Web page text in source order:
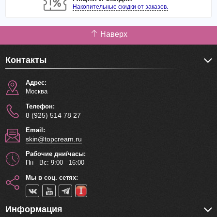
Способ применения: Прорисовать контуры губ, затем
Накопительные скидки от заказов.
Наверх
Контакты
Адрес:
Москва
Телефон:
8 (925) 514 78 27
Email:
skin@topcream.ru
Рабочие дни/часы:
Пн - Вс: 9:00 - 16:00
Мы в соц. сетях:
Информация